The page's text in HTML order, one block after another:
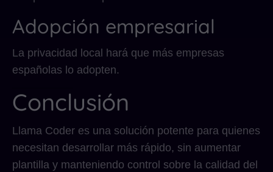
Adopción empresarial
La privacidad local hará que más empresas
españolas lo adopten.
Conclusión
Llama Coder es una solución potente para quienes
necesitan desarrollar más rápido, sin aumentar
plantilla y manteniendo control sobre la calidad del